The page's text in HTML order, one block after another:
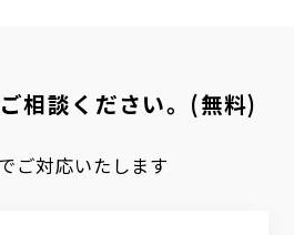
相談ください。(無料)
でご対応いたします